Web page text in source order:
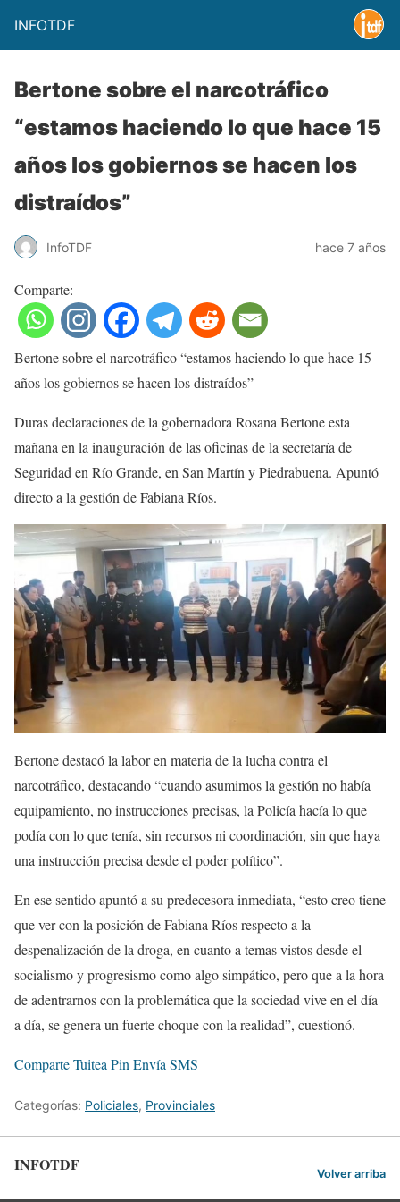
INFOTDF
Bertone sobre el narcotráfico
“estamos haciendo lo que hace 15
años los gobiernos se hacen los
distraídos”
InfoTDF hace 7 años
Comparte:
Bertone sobre el narcotráfico “estamos haciendo lo que hace 15
años los gobiernos se hacen los distraídos”
Duras declaraciones de la gobernadora Rosana Bertone esta
mañana en la inauguración de las oficinas de la secretaría de
Seguridad en Río Grande, en San Martín y Piedrabuena. Apuntó
directo a la gestión de Fabiana Ríos.
Bertone destacó la labor en materia de la lucha contra el
narcotráfico, destacando “cuando asumimos la gestión no había
equipamiento, no instrucciones precisas, la Policía hacía lo que
podía con lo que tenía, sin recursos ni coordinación, sin que haya
una instrucción precisa desde el poder político”.
En ese sentido apuntó a su predecesora inmediata, “esto creo tiene
que ver con la posición de Fabiana Ríos respecto a la
despenalización de la droga, en cuanto a temas vistos desde el
socialismo y progresismo como algo simpático, pero que a la hora
de adentrarnos con la problemática que la sociedad vive en el día
a día, se genera un fuerte choque con la realidad”, cuestionó.
ComparteTuitea Pin Envía SMS
Categorías: Policiales, Provinciales
INFOTDF Volver arriba